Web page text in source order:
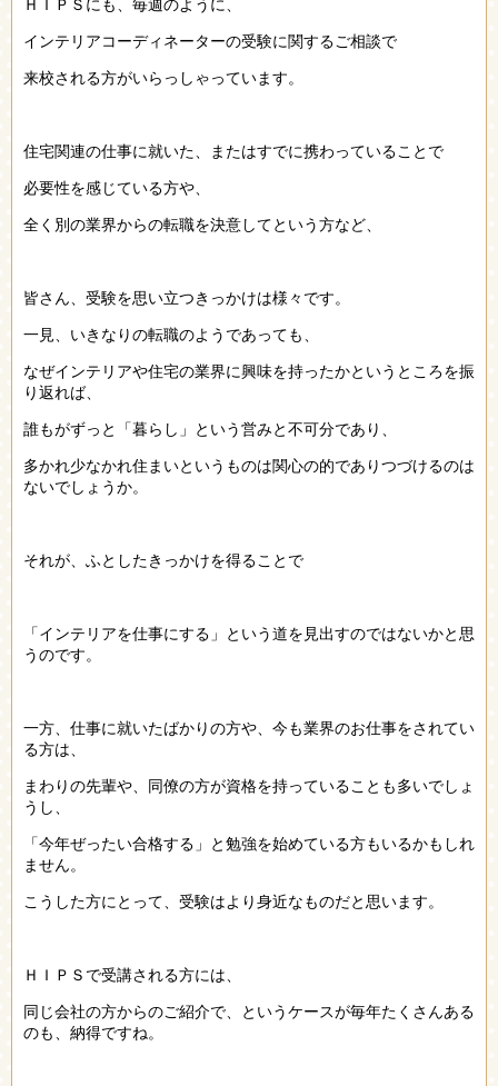
ＨＩＰＳにも、毎週のように、
インテリアコーディネーターの受験に関するご相談で
来校される方がいらっしゃっています。
住宅関連の仕事に就いた、またはすでに携わっていることで
必要性を感じている方や、
全く別の業界からの転職を決意してという方など、
皆さん、受験を思い立つきっかけは様々です。
一見、いきなりの転職のようであっても、
なぜインテリアや住宅の業界に興味を持ったかというところを振
り返れば、
誰もがずっと「暮らし」という営みと不可分であり、
多かれ少なかれ住まいというものは関心の的でありつづけるのは
ないでしょうか。
それが、ふとしたきっかけを得ることで
「インテリアを仕事にする」という道を見出すのではないかと思
うのです。
一方、仕事に就いたばかりの方や、今も業界のお仕事をされてい
る方は、
まわりの先輩や、同僚の方が資格を持っていることも多いでしょ
うし、
「今年ぜったい合格する」と勉強を始めている方もいるかもしれ
ません。
こうした方にとって、受験はより身近なものだと思います。
ＨＩＰＳで受講される方には、
同じ会社の方からのご紹介で、というケースが毎年たくさんある
のも、納得ですね。